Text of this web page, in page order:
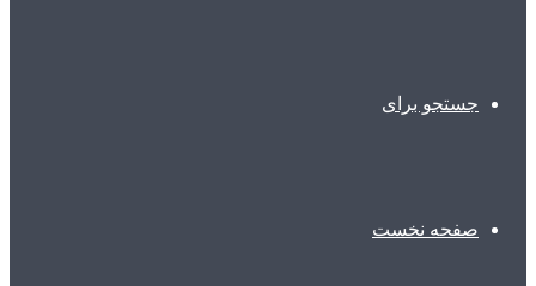
جستجو برای
صفحه نخست